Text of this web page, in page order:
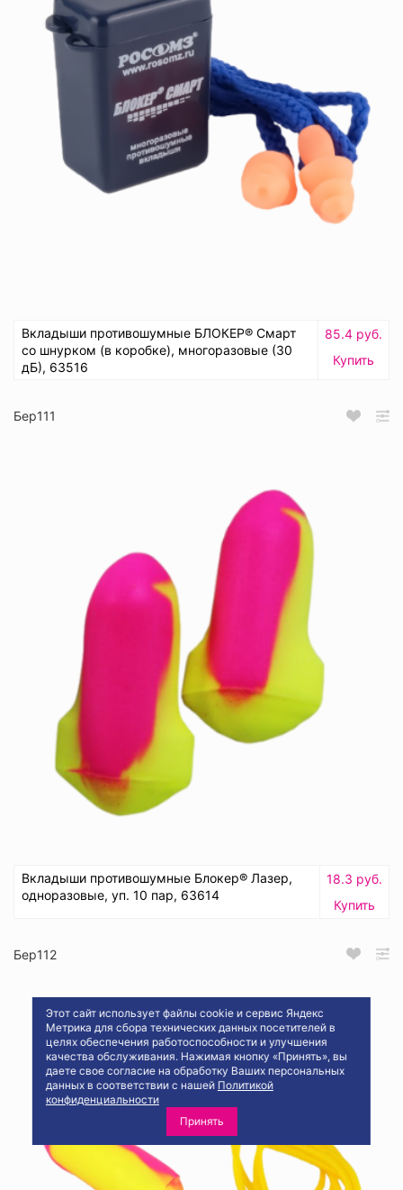
Этот сайт использует файлы cookie и сервис Яндекс
Метрика для сбора технических данных посетителей в
целях обеспечения работоспособности и улучшения
качества обслуживания. Нажимая кнопку «Принять», вы
даете свое согласие на обработку Ваших персональных
данных в соответствии с нашей Политикой
конфиденциальности
Принять
Вкладыши противошумные БЛОКЕР® Смарт
со шнурком (в коробке), многоразовые (30
дБ), 63516
85.4 руб.
Купить
Бер111
Вкладыши противошумные Блокер® Лазер,
одноразовые, уп. 10 пар, 63614
18.3 руб.
Купить
Бер112